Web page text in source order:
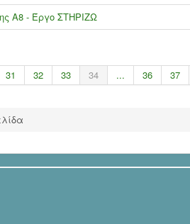
Α8 - Έργο ΣΤΗΡΙΖΩ
31 32 33 34 ... 36 37